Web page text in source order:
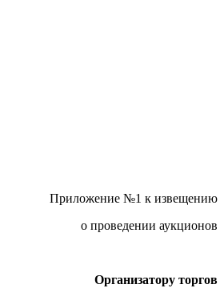
Приложение №1 к извещению
о проведении аукционов
Организатору торгов